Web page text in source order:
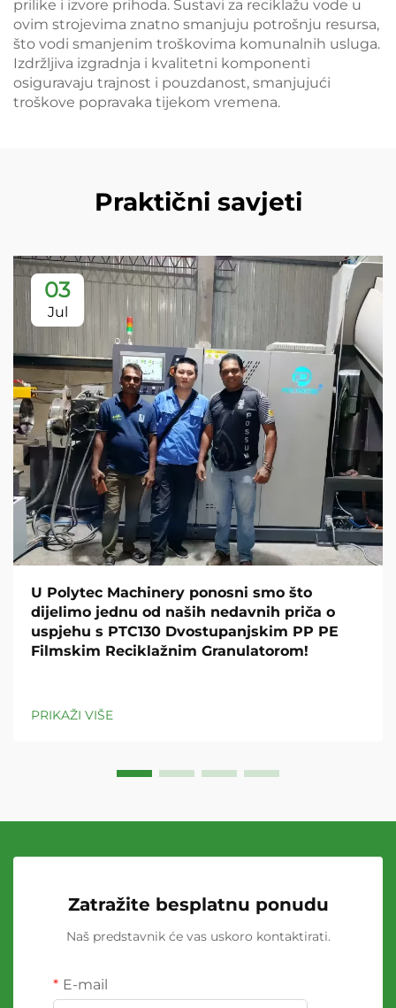
prilike i izvore prihoda. Sustavi za reciklažu vode u
ovim strojevima znatno smanjuju potrošnju resursa,
što vodi smanjenim troškovima komunalnih usluga.
Izdržljiva izgradnja i kvalitetni komponenti
osiguravaju trajnost i pouzdanost, smanjujući
troškove popravaka tijekom vremena.
Praktični savjeti
03
Jul
U Polytec Machinery ponosni smo što
dijelimo jednu od naših nedavnih priča o
uspjehu s PTC130 Dvostupanjskim PP PE
Filmskim Reciklažnim Granulatorom!
PRIKAŽI VIŠE
Zatražite besplatnu ponudu
Naš predstavnik će vas uskoro kontaktirati.
E-mail